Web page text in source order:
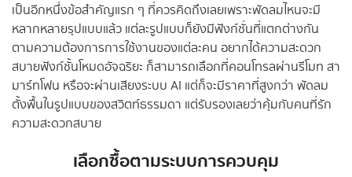
เป็นอีกหนึ่งข้อสำคัญแรก ๆ ที่ควรคิดถึงเลยเพราะพัดลมไหนจะมี
หลากหลายรุปแบบแล้ว แต่ละรูปแบบก็ยังมีฟังก์ชั่นที่แตกต่างกัน
ตามความต้องการการใช้งานของแต่ละคน อยากได้ความสะดวก
สบายฟังก์ชั้นโหมดอัจฉริยะ ก็สามารถเลือกที่คอนโทรลผ่านรีโมท สา
มาร์ทโฟน หรือจะผ่านเสียงระบบ AI แต่ก็จะมีราคาที่สูงกว่า พัดลม
ตั้งพื้นในรูปแบบของสวิตท์ธรรมดา แต่รับรองเลยว่าคุ้มกับคนที่รัก
ความสะดวกสบาย
เลือกซื้อตามระบบการควบคุม